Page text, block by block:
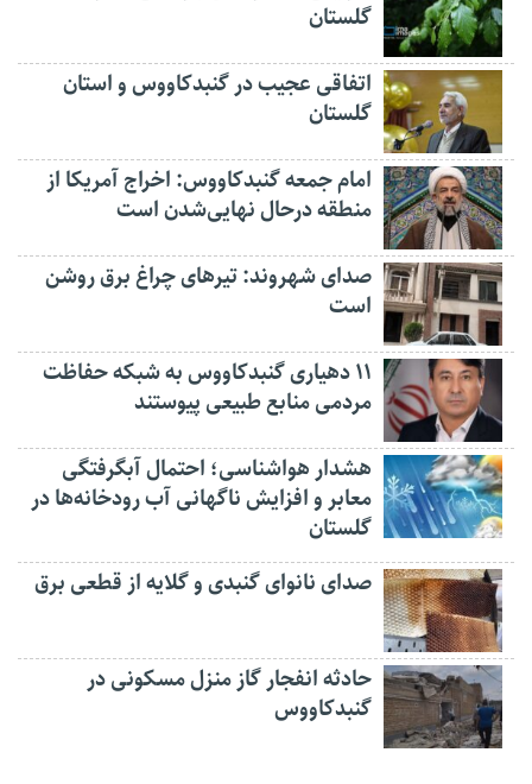
گلستان
اتفاقی عجیب در‌ گنبدکاووس و استان
گلستان
امام جمعه گنبدکاووس: اخراج آمریکا از
منطقه درحال نهایی‌شدن است
صدای شهروند: تیرهای چراغ برق روشن
است
۱۱ دهیاری گنبدکاووس به شبکه حفاظت
مردمی منابع طبیعی پیوستند
هشدار هواشناسی؛ احتمال آبگرفتگی
معابر و افزایش ناگهانی آب رودخانه‌ها در
گلستان
صدای نانوای گنبدی و گلایه از قطعی برق
حادثه انفجار گاز منزل مسکونی در
گنبدکاووس